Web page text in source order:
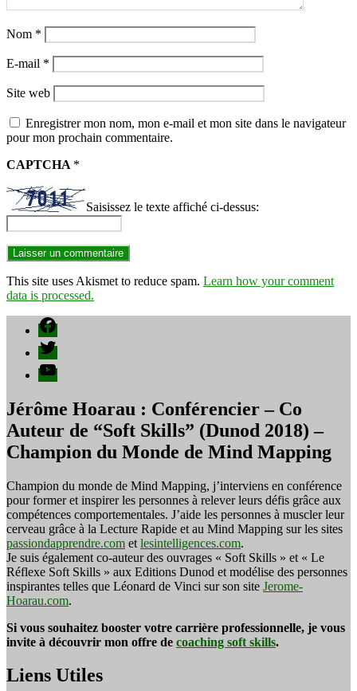
Nom *
E-mail *
Site web
Enregistrer mon nom, mon e-mail et mon site dans le navigateur
pour mon prochain commentaire.
CAPTCHA *
Saisissez le texte affiché ci-dessus:
This site uses Akismet to reduce spam. Learn how your comment
data is processed.
Facebook
Twitter
YouTube
Jérôme Hoarau : Conférencier – Co
Auteur de “Soft Skills” (Dunod 2018) –
Champion du Monde de Mind Mapping
Champion du monde de Mind Mapping, j’interviens en conférence
pour former et inspirer les personnes à relever leurs défis grâce aux
compétences comportementales. J’aide les personnes à muscler leur
cerveau grâce à la Lecture Rapide et au Mind Mapping sur les sites
passiondapprendre.com et lesintelligences.com.
Je suis également co-auteur des ouvrages « Soft Skills » et « Le
Réflexe Soft Skills » aux Editions Dunod et modélise des personnes
inspirantes telles que Léonard de Vinci sur son site Jerome-
Hoarau.com.
Si vous souhaitez booster votre carrière professionnelle, je vous
invite à découvrir mon offre de coaching soft skills.
Liens Utiles